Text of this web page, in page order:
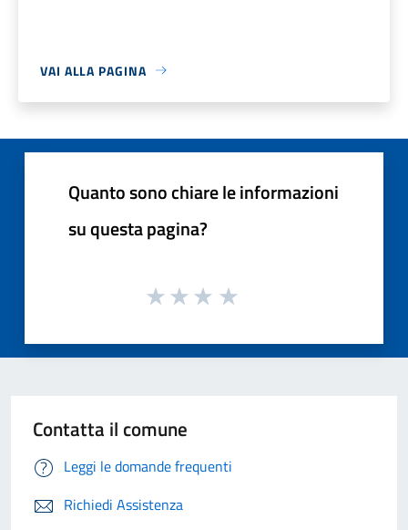
VAI ALLA PAGINA
Quanto sono chiare le informazioni
su questa pagina?
Contatta il comune
Leggi le domande frequenti
Richiedi Assistenza